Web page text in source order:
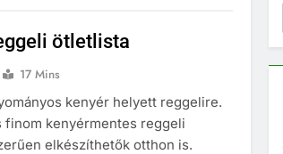
ötletlista
17 Mins
kenyér helyett reggelire.
finom kenyérmentes reggeli
elkészíthetők otthon is.